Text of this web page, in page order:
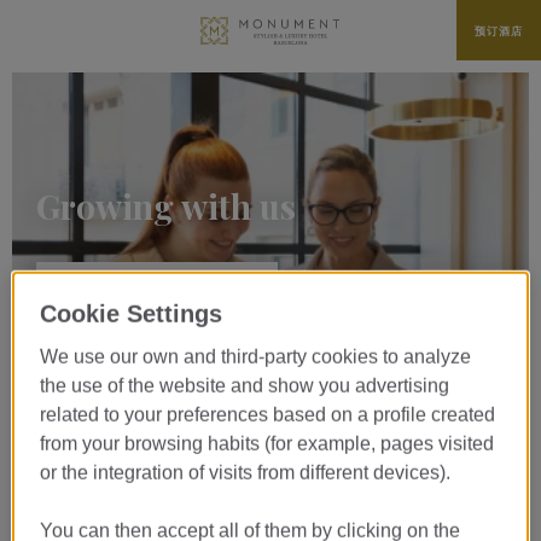
预订酒店
Growing with us
Cookie Settings
We use our own and third-party cookies to analyze
the use of the website and show you advertising
related to your preferences based on a profile created
from your browsing habits (for example, pages visited
or the integration of visits from different devices).
You can then accept all of them by clicking on the